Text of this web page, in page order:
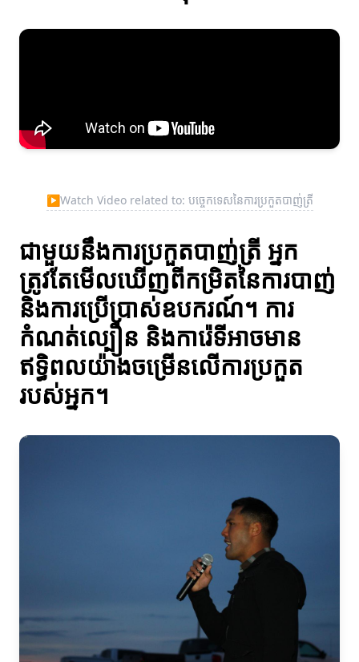
▶Watch Video related to: បច្ចេកទេសនៃការប្រកួតបាញ់ត្រី
ជាមួយនឹងការប្រកួតបាញ់ត្រី អ្នក
ត្រូវតែមើលឃើញពីកម្រិតនៃការបាញ់
និងការប្រើប្រាស់ឧបករណ៍។ ការ
កំណត់ល្បឿន និងការ៉េទីអាចមាន
ឥទ្ធិពលយ៉ាងចម្រើនលើការប្រកួត
របស់អ្នក។